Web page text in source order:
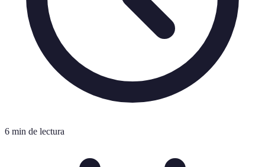
6 min de lectura